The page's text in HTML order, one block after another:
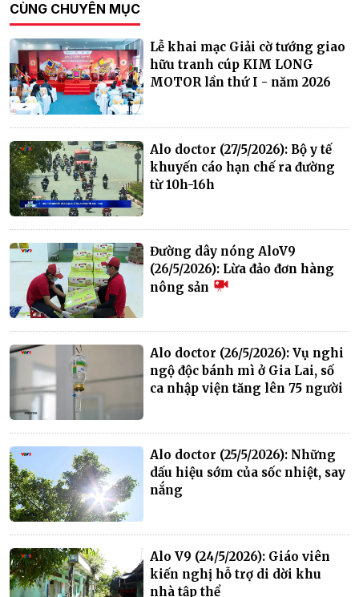
CÙNG CHUYÊN MỤC
Lễ khai mạc Giải cờ tướng giao
hữu tranh cúp KIM LONG
MOTOR lần thứ I - năm 2026
Alo doctor (27/5/2026): Bộ y tế
khuyến cáo hạn chế ra đường
từ 10h-16h
Đường dây nóng AloV9
(26/5/2026): Lừa đảo đơn hàng
nông sản
Alo doctor (26/5/2026): Vụ nghi
ngộ độc bánh mì ở Gia Lai, số
ca nhập viện tăng lên 75 người
Alo doctor (25/5/2026): Những
dấu hiệu sớm của sốc nhiệt, say
nắng
Alo V9 (24/5/2026): Giáo viên
kiến nghị hỗ trợ di dời khu
nhà tập thể